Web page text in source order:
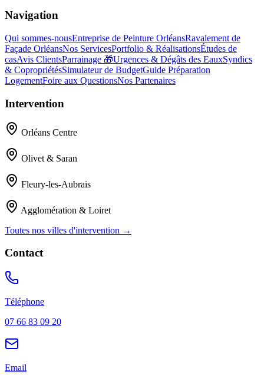
Navigation
Qui sommes-nousEntreprise de Peinture OrléansRavalement de
Façade OrléansNos ServicesPortfolio & RéalisationsÉtudes de
casAvis ClientsParrainage 🎁Urgences & Dégâts des EauxSyndics
& CopropriétésSimulateur de BudgetGuide Préparation
LogementFoire aux QuestionsNos Partenaires
Intervention
Orléans Centre
Olivet & Saran
Fleury-les-Aubrais
Agglomération & Loiret
Toutes nos villes d'intervention →
Contact
Téléphone
07 66 83 09 20
Email